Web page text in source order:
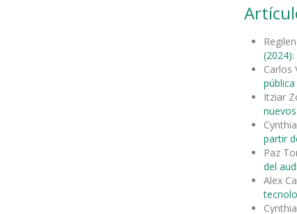
Carlos
pública
Itziar
partir
Paz
del
Alex